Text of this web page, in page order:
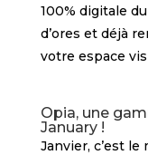
100% digitale
d’ores et déjà
votre espace
Opia, une
January !
Janvier, c’est le